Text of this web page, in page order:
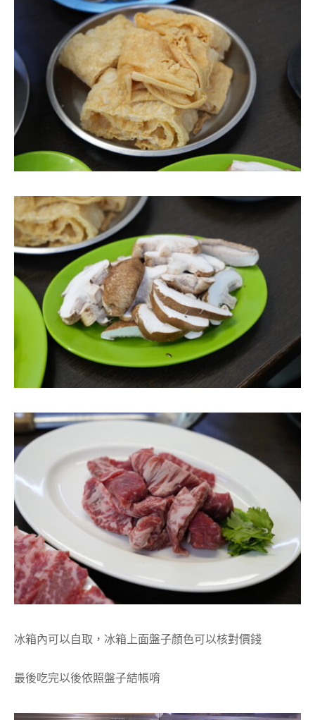
冰箱內可以自取，冰箱上面盤子顏色可以核對價錢
最後吃完以後依照盤子結帳唷